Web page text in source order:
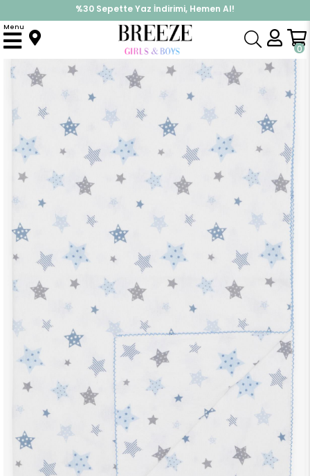
%30 Sepette Yaz İndirimi, Hemen Al!
İndirimlere ek %10 İndirimi Kap, Hemen Üye Ol!
0
Menu
Anasayfa Battaniye